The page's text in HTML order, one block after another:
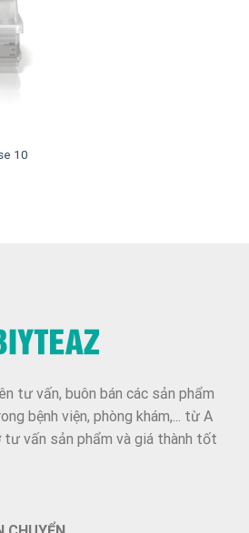
10
tư vấn, buôn bán các sản phẩm
bệnh viện, phòng khám,... từ A
tư vấn sản phẩm và giá thành tốt